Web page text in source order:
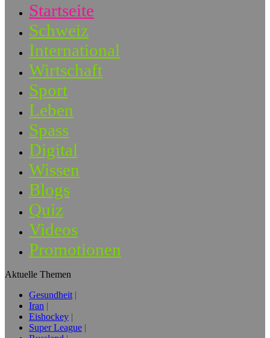
Startseite
Schweiz
International
Wirtschaft
Sport
Leben
Spass
Digital
Wissen
Blogs
Quiz
Videos
Promotionen
Aktuelle Themen
Gesundheit
Iran
Eishockey
Super League